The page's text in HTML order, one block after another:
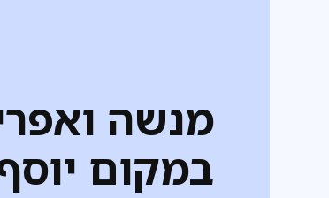
מנשה
במקום יוסף